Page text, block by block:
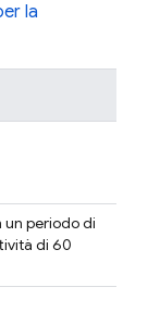
la
un periodo di
di 60